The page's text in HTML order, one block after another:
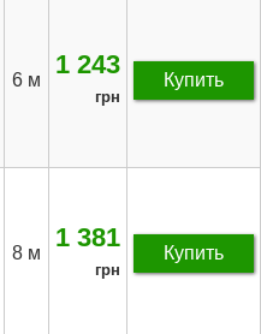
6 м
1 243
грн
Купить
8 м
1 381
грн
Купить